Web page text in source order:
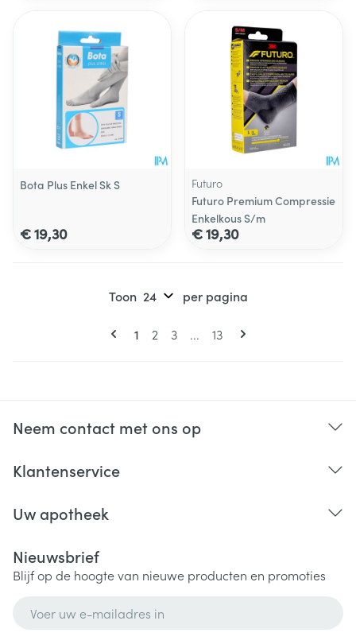
Bota Plus Enkel Sk S
€ 19,30
Futuro
Futuro Premium Compressie
Enkelkous S/m
€ 19,30
Pagina's
U lees momenteel pagina
1 Pagina
2 Pagina
3 ... Pagina
13
Toon per pagina
Neem contact met ons op
Klantenservice
Uw apotheek
Nieuwsbrief
Blijf op de hoogte van nieuwe producten en promoties